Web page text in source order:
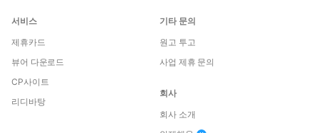
서비스
제휴카드
뷰어 다운로드
CP사이트
리디바탕
기타 문의
원고 투고
사업 제휴 문의
회사
회사 소개